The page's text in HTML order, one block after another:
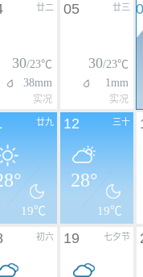
廿二
30/23℃
38mm
实况
廿三
05
30/23℃
1mm
实况
廿九
19℃
三十
12
28°
19℃
初六 七夕节
19